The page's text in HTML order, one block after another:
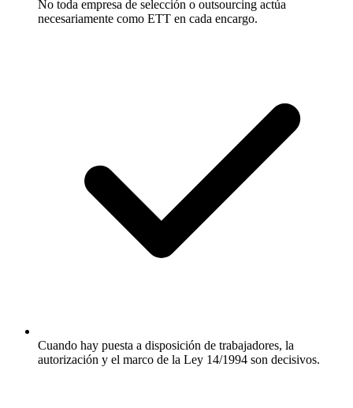
No toda empresa de selección o outsourcing actúa
necesariamente como ETT en cada encargo.
Cuando hay puesta a disposición de trabajadores, la
autorización y el marco de la Ley 14/1994 son decisivos.